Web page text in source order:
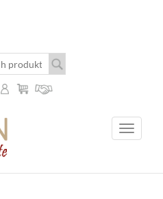
Toggle